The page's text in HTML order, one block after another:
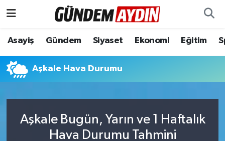
Asayiş Gündem Siyaset Ekonomi Eğitim
Aşkale Hava Durumu
Aşkale Bugün, Yarın ve 1 Haftalık
Hava Durumu Tahmini
Aydın Nöbetçi Eczaneler
Aydın Hava Durumu
Aydın Trafik Yoğunluk Haritası